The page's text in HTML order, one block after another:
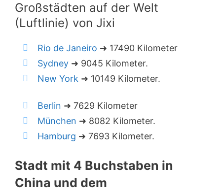
Großstädten auf der Welt
(Luftlinie) von Jixi
Rio de Janeiro ➜ 17490 Kilometer
Sydney ➜ 9045 Kilometer.
New York ➜ 10149 Kilometer.
Berlin ➜ 7629 Kilometer
München ➜ 8082 Kilometer.
Hamburg ➜ 7693 Kilometer.
Stadt mit 4 Buchstaben in
China und dem